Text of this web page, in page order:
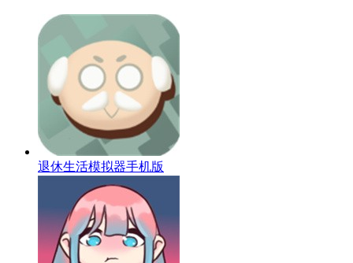
退休生活模拟器手机版